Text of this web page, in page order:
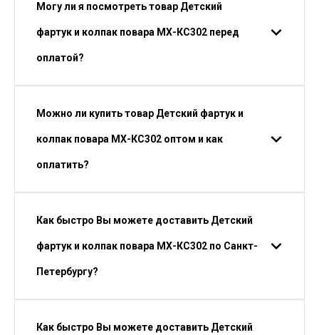
Могу ли я посмотреть товар Детский
фартук и колпак повара МХ-КС302 перед
оплатой?
Можно ли купить товар Детский фартук и
колпак повара МХ-КС302 оптом и как
оплатить?
Как быстро Вы можете доставить Детский
фартук и колпак повара МХ-КС302 по Санкт-
Петербургу?
Как быстро Вы можете доставить Детский